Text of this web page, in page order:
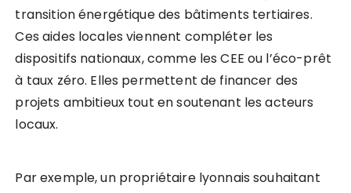
transition énergétique des bâtiments tertiaires.
Ces aides locales viennent compléter les
dispositifs nationaux, comme les CEE ou l’éco-prêt
à taux zéro. Elles permettent de financer des
projets ambitieux tout en soutenant les acteurs
locaux.
Par exemple, un propriétaire lyonnais souhaitant